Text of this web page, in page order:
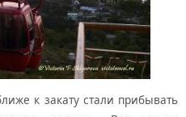
к закату стали прибывать